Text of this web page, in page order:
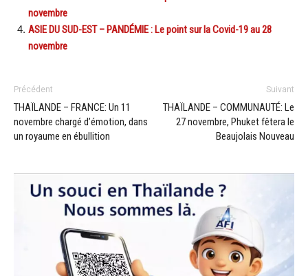
novembre
ASIE DU SUD-EST – PANDÉMIE : Le point sur la Covid-19 au 28
novembre
Précédent
THAÏLANDE – FRANCE: Un 11
novembre chargé d’émotion, dans
un royaume en ébullition
Suivant
THAÏLANDE – COMMUNAUTÉ: Le
27 novembre, Phuket fêtera le
Beaujolais Nouveau